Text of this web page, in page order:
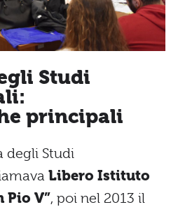
Studi
principali
degli Studi
Libero Istituto
Pio V”, poi nel 2013 il